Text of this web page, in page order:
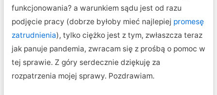
funkcjonowania? a warunkiem sądu jest od razu
podjęcie pracy (dobrze byłoby mieć najlepiej promesę
zatrudnienia), tylko ciężko jest z tym, zwłaszcza teraz
jak panuje pandemia, zwracam się z prośbą o pomoc w
tej sprawie. Z góry serdecznie dziękuję za
rozpatrzenia mojej sprawy. Pozdrawiam.